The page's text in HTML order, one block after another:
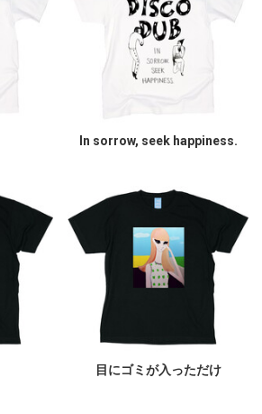
In sorrow, seek happiness.
目にゴミが入っただけ